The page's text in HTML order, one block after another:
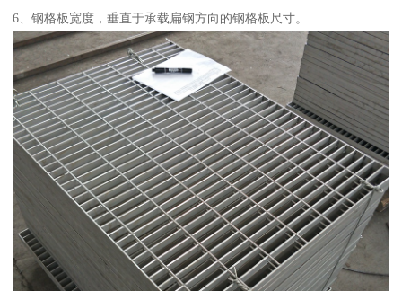
6、钢格板宽度，垂直于承载扁钢方向的钢格板尺寸。